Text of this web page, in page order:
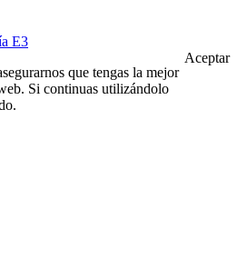
E3
que tengas la mejor
Si continuas utilizándolo
Aceptar